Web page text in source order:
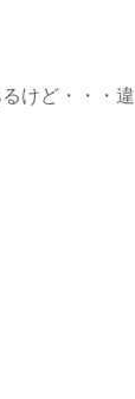
けど・・・違